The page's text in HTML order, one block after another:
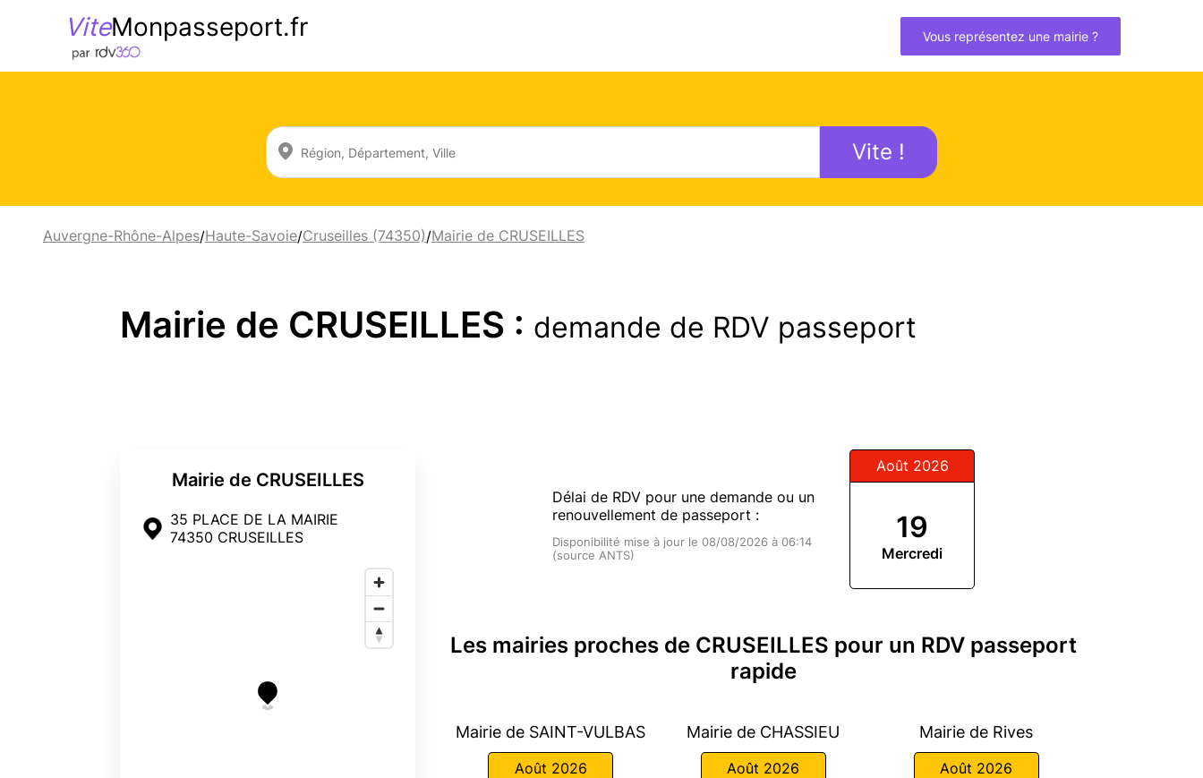
ViteMonpasseport.fr Vous représentez une mairie ?
Vite !
Auvergne-Rhône-Alpes/Haute-Savoie/Cruseilles (74350)/Mairie de CRUSEILLES
Mairie de CRUSEILLES : demande de RDV passeport
Mairie de CRUSEILLES
35 PLACE DE LA MAIRIE
74350 CRUSEILLES
Délai de RDV pour une demande ou un
renouvellement de passeport :
Disponibilité mise à jour le 08/08/2026 à 06:14
(source ANTS)
Août 2026
19
Mercredi
Les mairies proches de CRUSEILLES pour un RDV passeport
rapide
Mairie de SAINT-VULBAS
Août 2026
Mairie de CHASSIEU
Août 2026
Mairie de Rives
Août 2026